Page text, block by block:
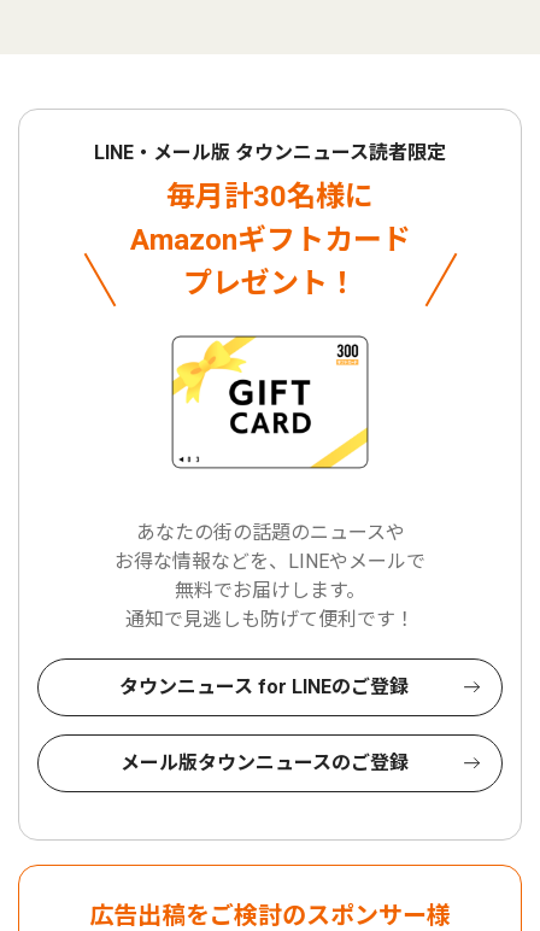
LINE・メール版 タウンニュース読者限定
毎月計30名様に
Amazonギフトカード
プレゼント！
あなたの街の話題のニュースや
お得な情報などを、LINEやメールで
無料でお届けします。
通知で見逃しも防げて便利です！
タウンニュース for LINEのご登録
メール版タウンニュースのご登録
広告出稿をご検討のスポンサー様